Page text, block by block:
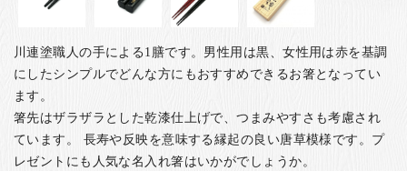
川連塗職人の手による1膳です。男性用は黒、女性用は赤を基調
にしたシンプルでどんな方にもおすすめできるお箸となってい
ます。
箸先はザラザラとした乾漆仕上げで、つまみやすさも考慮され
ています。 長寿や反映を意味する縁起の良い唐草模様です。 プ
レゼントにも人気な名入れ箸はいかがでしょうか。